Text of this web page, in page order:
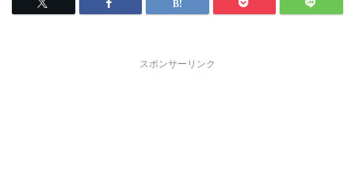
スポンサーリンク